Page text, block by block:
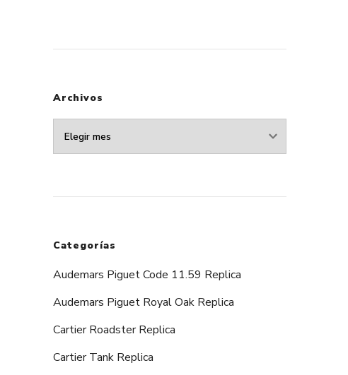
Archivos
Archivos
Categorías
Audemars Piguet Code 11.59 Replica
Audemars Piguet Royal Oak Replica
Cartier Roadster Replica
Cartier Tank Replica